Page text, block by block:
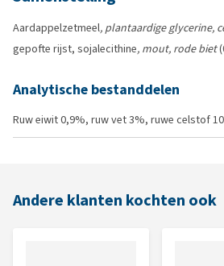
Aardappelzetmeel, plantaardige glycerine,
gepofte rijst, sojalecithine, mout, rode biet
Analytische bestanddelen
Ruw eiwit 0,9%, ruw vet 3%, ruwe celstof
Andere klanten kochten ook